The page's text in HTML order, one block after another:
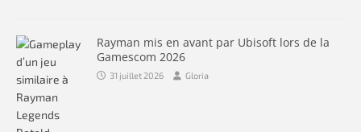
Rayman mis en avant par Ubisoft lors de la
Gamescom 2026
31 juillet 2026 Gloria